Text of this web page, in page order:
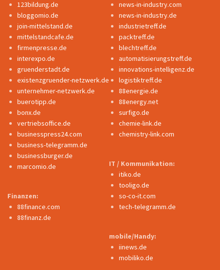
123bildung.de
bloggomio.de
join-mittelstand.de
mittelstandcafe.de
firmenpresse.de
interexpo.de
gruenderstadt.de
existenzgruender-netzwerk.de
unternehmer-netzwerk.de
buerotipp.de
bonx.de
vertriebsoffice.de
businesspress24.com
business-telegramm.de
businessburger.de
marcomio.de
Finanzen:
88finance.com
88finanz.de
news-in-industry.com
news-in-industry.de
industrietreff.de
packtreff.de
blechtreff.de
automatisierungstreff.de
innovations-intelligenz.de
logistiktreff.de
88energie.de
88energy.net
surfigo.de
chemie-link.de
chemistry-link.com
IT / Kommunikation:
itiko.de
tooligo.de
so-co-it.com
tech-telegramm.de
mobile/Handy:
iinews.de
mobiliko.de